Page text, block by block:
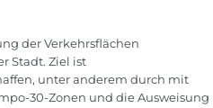
der Verkehrsflächen
Stadt. Ziel ist
unter anderem durch mit
30-Zonen und die Ausweisung